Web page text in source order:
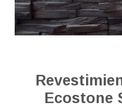
Ecostone